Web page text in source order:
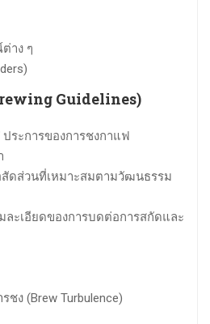
าง ๆ
Guidelines)
ระการของการชงกาแฟ
ดส่วนที่เหมาะสมตามวัฒนธรรม
ละเอียดของการบดต่อการสกัดและ
ชง (Brew Turbulence)